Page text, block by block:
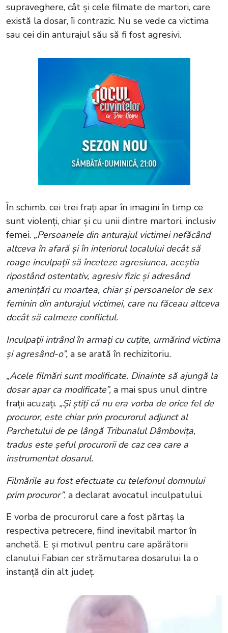
supraveghere, cât și cele filmate de martori, care
există la dosar, îi contrazic. Nu se vede ca victima
sau cei din anturajul său să fi fost agresivi.
În schimb, cei trei frați apar în imagini în timp ce
sunt violenți, chiar și cu unii dintre martori, inclusiv
femei. „Persoanele din anturajul victimei nefăcând
altceva în afară și în interiorul localului decât să
roage inculpații să înceteze agresiunea, aceștia
ripostând ostentativ, agresiv fizic și adresând
amenințări cu moartea, chiar și persoanelor de sex
feminin din anturajul victimei, care nu făceau altceva
decât să calmeze conflictul.
Inculpații intrând în armați cu cuțite, urmărind victima
și agresând-o”, a se arată în rechizitoriu.
„Acele filmări sunt modificate. Dinainte să ajungă la
dosar apar ca modificate”, a mai spus unul dintre
frații acuzați. „Și știți că nu era vorba de orice fel de
procuror, este chiar prin procurorul adjunct al
Parchetului de pe lângă Tribunalul Dâmbovița,
tradus este șeful procurorii de caz cea care a
instrumentat dosarul.
Filmările au fost efectuate cu telefonul domnului
prim procuror”, a declarat avocatul inculpatului.
E vorba de procurorul care a fost părtaș la
respectiva petrecere, fiind inevitabil martor în
anchetă. E și motivul pentru care apărătorii
clanului Fabian cer strămutarea dosarului la o
instanță din alt județ.